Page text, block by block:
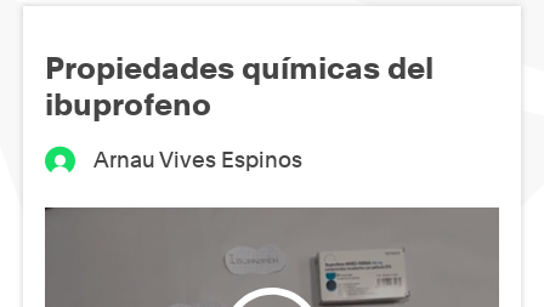
Propiedades químicas del
ibuprofeno
Arnau Vives Espinos